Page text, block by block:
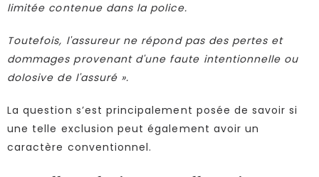
limitée contenue dans la police.
Toutefois, l'assureur ne répond pas des pertes et
dommages provenant d'une faute intentionnelle ou
dolosive de l'assuré ».
La question s’est principalement posée de savoir si
une telle exclusion peut également avoir un
caractère conventionnel.